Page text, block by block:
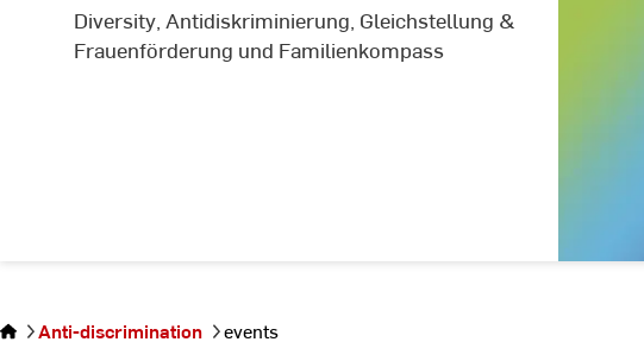
Diversity, Antidiskriminierung, Gleichstellung &
Frauenförderung und Familienkompass
the
Anti-discrimination events